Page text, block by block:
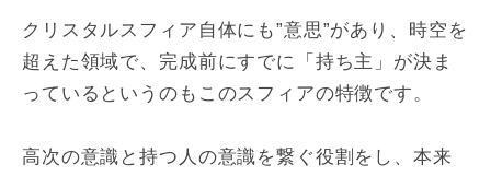
クリスタルスフィア自体にも”意思”があり、時空を
超えた領域で、完成前にすでに「持ち主」が決ま
っているというのもこのスフィアの特徴です。
高次の意識と持つ人の意識を繋ぐ役割をし、本来